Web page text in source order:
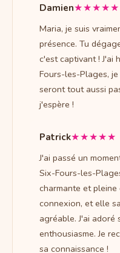
Damien★★★★★
Maria, je suis
présence. Tu
c'est captivant ! J'ai
Fours-les-Plages,
seront tout aussi
j'espère !
Patrick★★★★★
J'ai passé un
Six-Fours-les-
charmante et
connexion, et elle
agréable. J'ai adoré
enthousiasme. Je
sa connaissance !